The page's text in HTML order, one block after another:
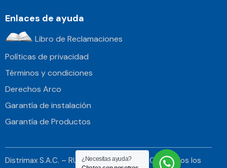
Enlaces de ayuda
Libro de Reclamaciones
Políticas de privacidad
Términos y condiciones
Derechos Arco
Garantía de instalación
Garantía de Productos
Distrimax S.A.C. – RUC 20514364665 © 2026. Todos los
¿Necesitas ayuda?